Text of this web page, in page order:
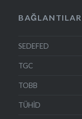
SEDEFED
TGC
TOBB
TÜHİD